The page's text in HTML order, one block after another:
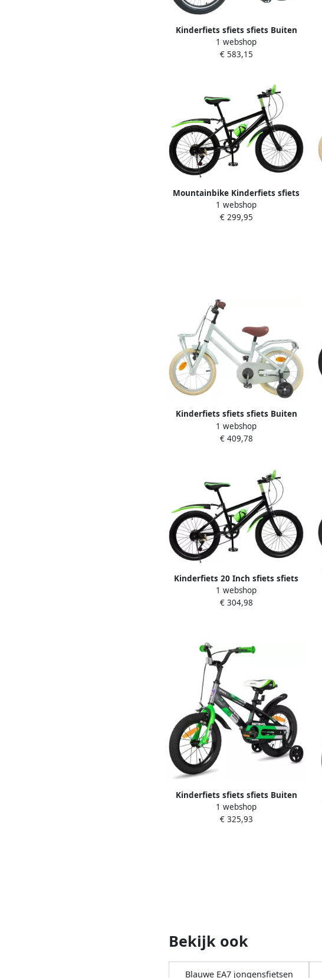
Kinderfiets sfiets sfiets Buiten
Spelen In Hoogte Verstelbaar 20
inch Groen
1 webshop
€ 583,15
Mountainbike Kinderfiets sfiets
sfiets Buiten Fietsen 7
Versnellingen 20 Inch Groen
1 webshop
€ 299,95
Kinderfiets sfiets sfiets Buiten
Spelen Stalen Frame 14 Inch
Lichtgroen
1 webshop
€ 409,78
Kinderfiets 20 Inch sfiets sfiets
Veilig Fietsen Hoge Precisie
Aandrijving 20 Inch Groen
1 webshop
€ 304,98
Kinderfiets sfiets sfiets Buiten
Spelen Met Zijwieltjes 16 Inch
Groen
1 webshop
€ 325,93
Bekijk ook
Blauwe EA7 jongensfietsen